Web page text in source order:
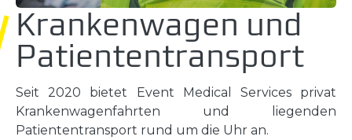
Krankenwagen und
Patiententransport
Seit 2020 bietet Event Medical Services privat
Krankenwagenfahrten und liegenden
Patiententransport rund um die Uhr an.